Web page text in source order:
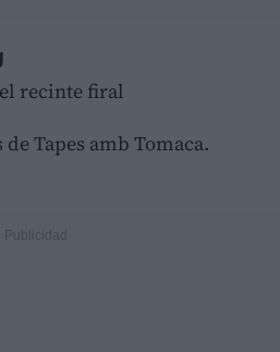
recinte firal
Tapes amb Tomaca.